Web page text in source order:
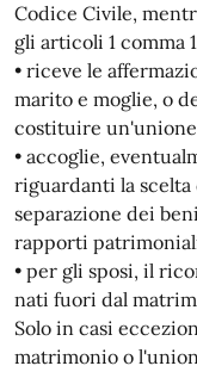
Codice Civile,
gli articoli 1 comma
• riceve le
marito e moglie, o
costituire
• accoglie,
riguardanti la
separazione dei
rapporti
• per gli sposi, il
nati fuori dal
Solo in casi
matrimonio o